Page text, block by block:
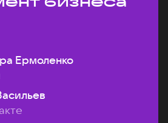
Ермоленко